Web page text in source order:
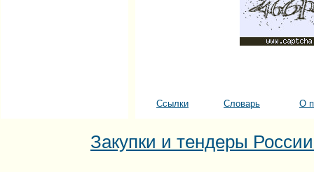
Ссылки Словарь О
Закупки и тендеры